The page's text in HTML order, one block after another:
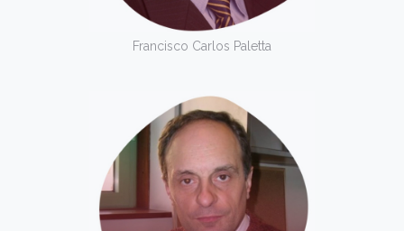
Francisco Carlos Paletta